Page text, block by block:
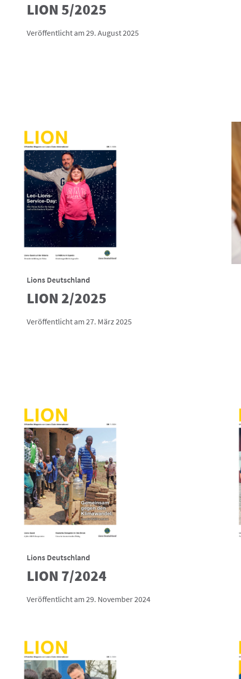
LION 5/2025
Veröffentlicht am 29. August 2025
Lions Deutschland
LION 2/2025
Veröffentlicht am 27. März 2025
Lions Deutschland
LION 7/2024
Veröffentlicht am 29. November 2024